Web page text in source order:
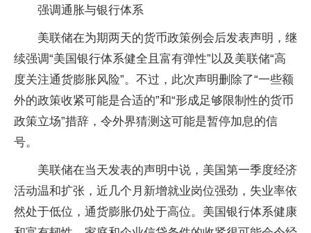
强调通胀与银行体系
美联储在为期两天的货币政策例会后发表声明，继
续强调“美国银行体系健全且富有弹性”以及美联储“高
度关注通货膨胀风险”。不过，此次声明删除了“一些额
外的政策收紧可能是合适的”和“形成足够限制性的货币
政策立场”措辞，令外界猜测这可能是暂停加息的信
号。
美联储在当天发表的声明中说，美国第一季度经济
活动温和扩张，近几个月新增就业岗位强劲，失业率依
然处于低位，通货膨胀仍处于高位。美国银行体系健康